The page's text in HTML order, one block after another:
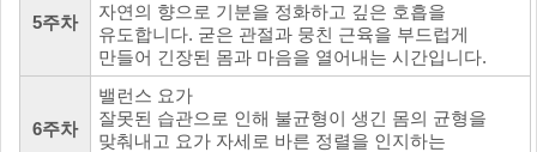
5주차
자연의 향으로 기분을 정화하고 깊은 호흡을
유도합니다. 굳은 관절과 뭉친 근육을 부드럽게
만들어 긴장된 몸과 마음을 열어내는 시간입니다.
6주차
밸런스 요가
잘못된 습관으로 인해 불균형이 생긴 몸의 균형을
맞춰내고 요가 자세로 바른 정렬을 인지하는